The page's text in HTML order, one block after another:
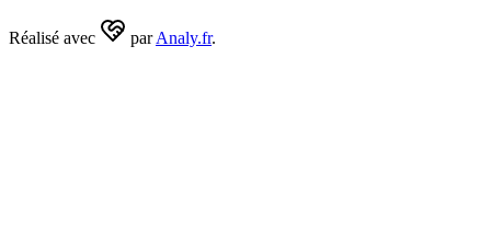
Réalisé avec par Analy.fr.